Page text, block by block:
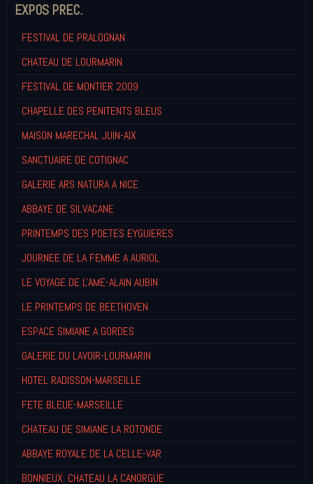
EXPOS PREC.
FESTIVAL DE PRALOGNAN
CHATEAU DE LOURMARIN
FESTIVAL DE MONTIER 2009
CHAPELLE DES PENITENTS BLEUS
MAISON MARECHAL JUIN-AIX
SANCTUAIRE DE COTIGNAC
GALERIE ARS NATURA A NICE
ABBAYE DE SILVACANE
PRINTEMPS DES POETES EYGUIERES
JOURNEE DE LA FEMME A AURIOL
LE VOYAGE DE L'AME-ALAIN AUBIN
LE PRINTEMPS DE BEETHOVEN
ESPACE SIMIANE A GORDES
GALERIE DU LAVOIR-LOURMARIN
HOTEL RADISSON-MARSEILLE
FETE BLEUE-MARSEILLE
CHATEAU DE SIMIANE LA ROTONDE
ABBAYE ROYALE DE LA CELLE-VAR
BONNIEUX: CHATEAU LA CANORGUE